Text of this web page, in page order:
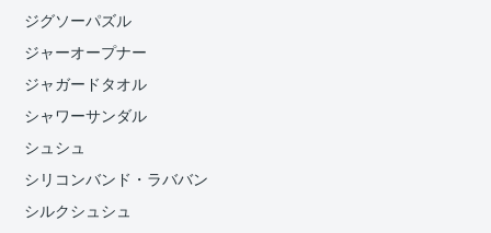
ジグソーパズル
ジャーオープナー
ジャガードタオル
シャワーサンダル
シュシュ
シリコンバンド・ラババン
シルクシュシュ